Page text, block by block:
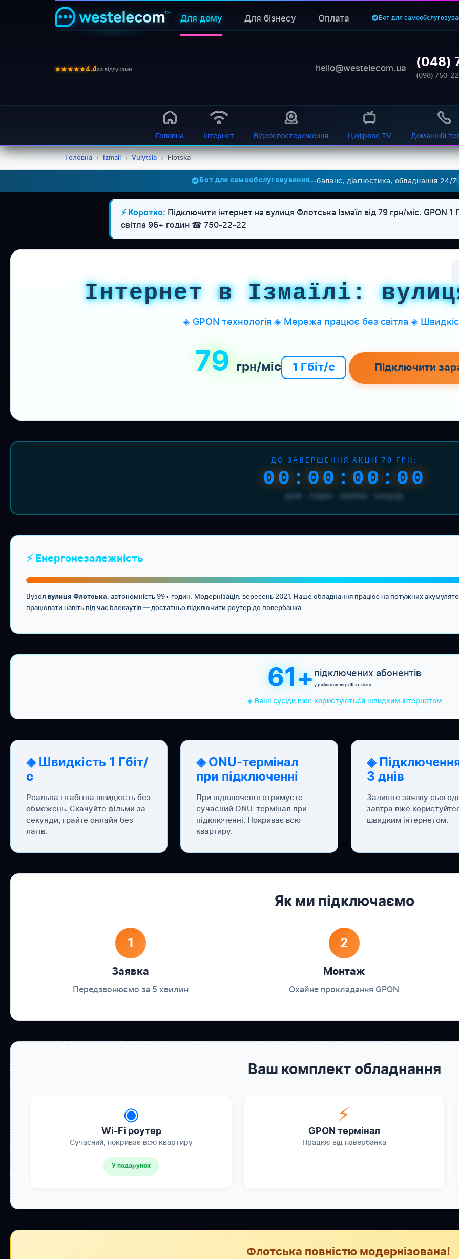
Для дому Для бізнесу Оплата Бот для
4.4за відгуками hello@westelecom.ua (048)
(098) 750-
Головна Інтернет Відеоспостереження Цифрове TV Домашній
Головна › Izmail › Vulytsia › Flotska
Бот для самообслуговування—баланс, діагностика, обладнання 24/7
⚡ Коротко: Підключити інтернет на вулиця Флотська Ізмаїл від 79 грн/міс. GPON
світла 96+ годин ☎ 750-22-22
Інтернет в Ізмаїлі:
◈ GPON технологія ◈ Мережа працює без світла ◈
79 грн/міс 1 Гбіт/с Підключити
ДО ЗАВЕРШЕННЯ АКЦІЇ 79 ГРН:
00:00:00:00
днів : годин : хвилин : секунд
⚡ Енергонезалежність
Вузол вулиця Флотська: автономність 99+ годин. Модернізація: вересень 2021. Наше обладнання працює на потужних
працювати навіть під час блекаутів — достатньо підключити роутер до повербанка.
61+ підключених абонентів
у районі вулиця Флотська
◈ Ваші сусіди вже користуються швидким інтернетом
◈ Швидкість 1 Гбіт/
с
Реальна гігабітна швидкість без
обмежень. Скачуйте фільми за
секунди, грайте онлайн без
лагів.
◈ ONU-термінал
при підключенні
При підключенні отримуєте
сучасний ONU-термінал при
підключенні. Покриває всю
квартиру.
◈
3 днів
Залиште заявку
завтра вже
швидким інтернетом.
Як ми підключаємо
1
Заявка
Передзвонюємо за 5 хвилин
2
Монтаж
Охайне прокладання GPON
Ваш комплект обладнання
◉
Wi-Fi роутер
Сучасний, покриває всю квартиру
У подарунок
⚡
GPON термінал
Працює від павербанка
Флотська повністю модернізована!